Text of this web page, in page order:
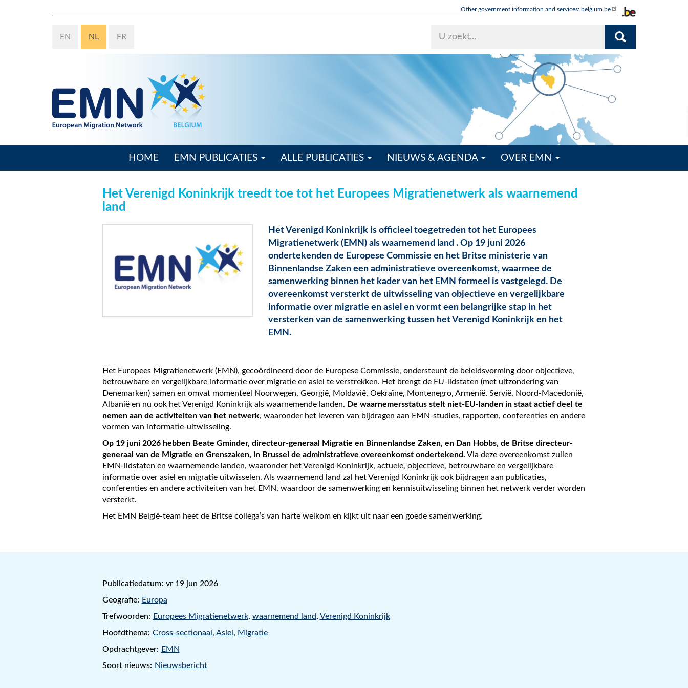
Other government information and services: belgium.be
EN NL FR
HOME EMN PUBLICATIES ALLE PUBLICATIES NIEUWS & AGENDA OVER EMN
Het Verenigd Koninkrijk treedt toe tot het Europees Migratienetwerk als waarnemend
land
Het Verenigd Koninkrijk is officieel toegetreden tot het Europees
Migratienetwerk (EMN) als waarnemend land . Op 19 juni 2026
ondertekenden de Europese Commissie en het Britse ministerie van
Binnenlandse Zaken een administratieve overeenkomst, waarmee de
samenwerking binnen het kader van het EMN formeel is vastgelegd. De
overeenkomst versterkt de uitwisseling van objectieve en vergelijkbare
informatie over migratie en asiel en vormt een belangrijke stap in het
versterken van de samenwerking tussen het Verenigd Koninkrijk en het
EMN.
Het Europees Migratienetwerk (EMN), gecoördineerd door de Europese Commissie, ondersteunt de beleidsvorming door objectieve,
betrouwbare en vergelijkbare informatie over migratie en asiel te verstrekken. Het brengt de EU-lidstaten (met uitzondering van
Denemarken) samen en omvat momenteel Noorwegen, Georgië, Moldavië, Oekraïne, Montenegro, Armenië, Servië, Noord-Macedonië,
Albanië en nu ook het Verenigd Koninkrijk als waarnemende landen. De waarnemersstatus stelt niet-EU-landen in staat actief deel te
nemen aan de activiteiten van het netwerk, waaronder het leveren van bijdragen aan EMN-studies, rapporten, conferenties en andere
vormen van informatie-uitwisseling.
Op 19 juni 2026 hebben Beate Gminder, directeur-generaal Migratie en Binnenlandse Zaken, en Dan Hobbs, de Britse directeur-
generaal van de Migratie en Grenszaken, in Brussel de administratieve overeenkomst ondertekend. Via deze overeenkomst zullen
EMN-lidstaten en waarnemende landen, waaronder het Verenigd Koninkrijk, actuele, objectieve, betrouwbare en vergelijkbare
informatie over asiel en migratie uitwisselen. Als waarnemend land zal het Verenigd Koninkrijk ook bijdragen aan publicaties,
conferenties en andere activiteiten van het EMN, waardoor de samenwerking en kennisuitwisseling binnen het netwerk verder worden
versterkt.
Het EMN België-team heet de Britse collega’s van harte welkom en kijkt uit naar een goede samenwerking.
Publicatiedatum: vr 19 jun 2026
Geografie: Europa
Trefwoorden: Europees Migratienetwerk, waarnemend land, Verenigd Koninkrijk
Hoofdthema: Cross-sectionaal , Asiel , Migratie
Opdrachtgever: EMN
Soort nieuws: Nieuwsbericht